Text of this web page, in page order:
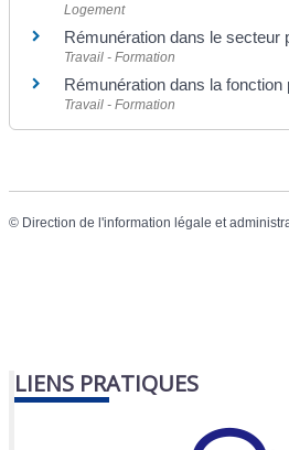
Logement
Rémunération dans le secteur
Travail - Formation
Rémunération dans la fonction
Travail - Formation
© Direction de l'information légale et
LIENS PRATIQUES